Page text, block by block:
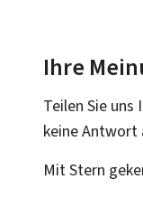
Ihre
Teilen Sie uns
keine Antwort
Mit Stern